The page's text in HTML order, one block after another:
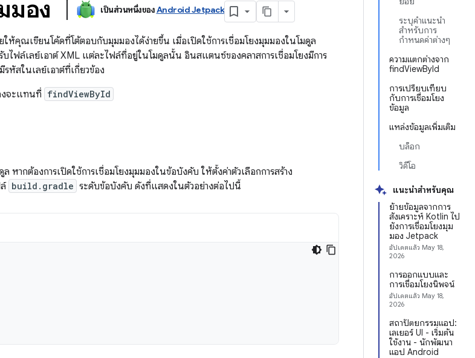
ระบุคำแนะนำ
สำหรับการ
กำหนดค่าต่างๆ
ความแตกต่างจาก
findViewById
การเปรียบเทียบ
กับการเชื่อมโยง
ข้อมูล
แหล่งข้อมูลเพิ่มเติม
บล็อก
วิดีโอ
แนะนำสำหรับคุณ
ย้ายข้อมูลจากการ
สังเคราะห์ Kotlin ไป
ยังการเชื่อมโยงมุม
มอง Jetpack
อัปเดตแล้ว May 18,
2026
การออกแบบและ
การเชื่อมโยงนิพจน์
อัปเดตแล้ว May 18,
2026
สถาปัตยกรรมแอป:
เลเยอร์ UI - เริ่มต้น
ใช้งาน - นักพัฒนา
แอป Android
มอง เป็นส่วนหนึ่งของAndroid Jetpack
ให้คุณเขียนโค้ดที่โต้ตอบกับมุมมองได้ง่ายขึ้น เมื่อเปิดใช้การเชื่อมโยงมุมมองในโมดูล
บไฟล์เลย์เอาต์ XML แต่ละไฟล์ที่อยู่ในโมดูลนั้น อินสแตนซ์ของคลาสการเชื่อมโยงมีการ
หัสในเลย์เอาต์ที่เกี่ยวข้อง
งจะแทนที่ findViewById
หากต้องการเปิดใช้การเชื่อมโยงมุมมองในข้อบังคับ ให้ตั้งค่าตัวเลือกการสร้าง
build.gradle ระดับข้อบังคับ ดังที่แสดงในตัวอย่างต่อไปนี้